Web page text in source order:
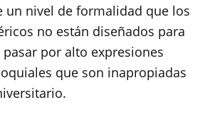
un nivel de formalidad que los
no están diseñados para
por alto expresiones
que son inapropiadas